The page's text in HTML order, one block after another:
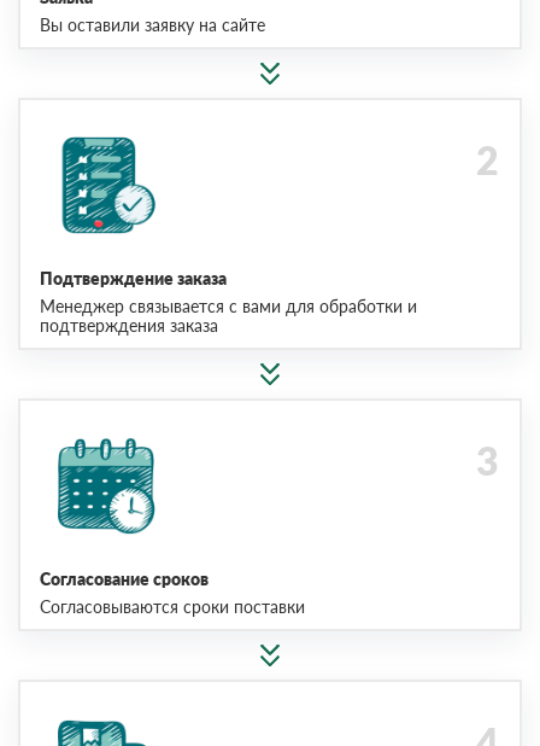
Вы оставили заявку на сайте
Подтверждение заказа
Менеджер связывается с вами для обработки и
подтверждения заказа
Согласование сроков
Согласовываются сроки поставки